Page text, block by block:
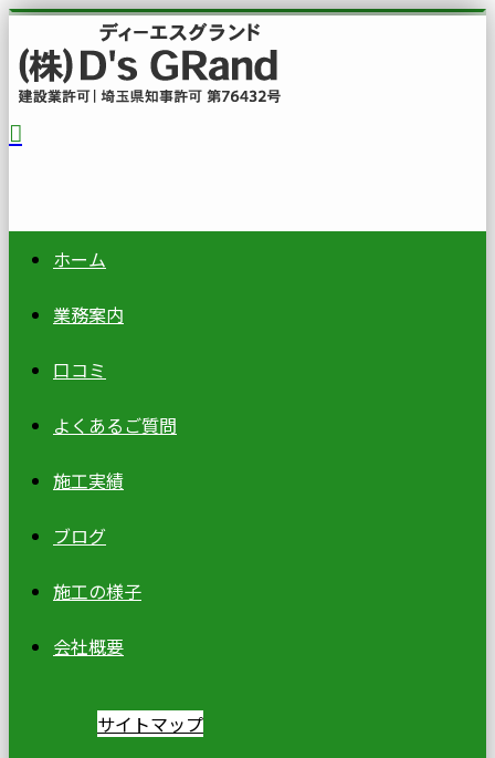
ホーム
業務案内
口コミ
よくあるご質問
施工実績
ブログ
施工の様子
会社概要
サイトマップ